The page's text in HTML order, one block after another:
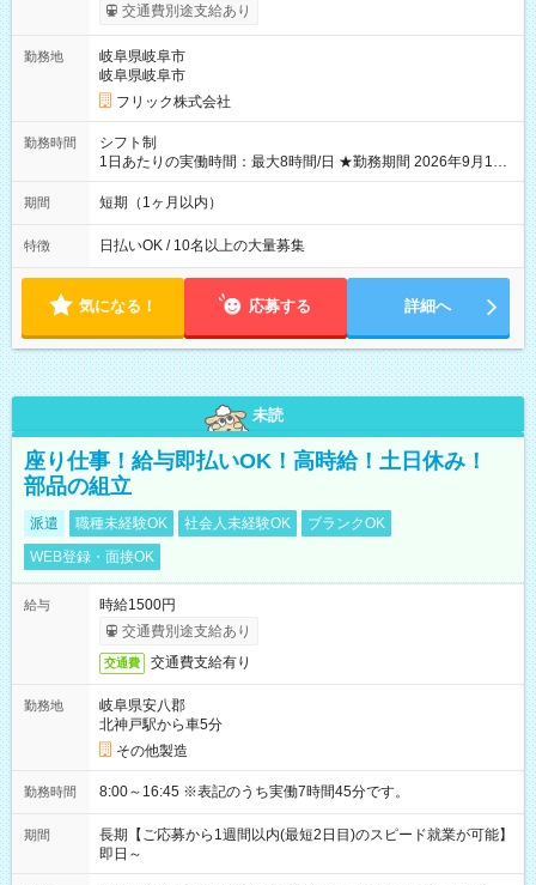
ると 期間中(9/16~10/23) の日給がUP! 日給1万1500円でしっか
り稼げます♪ 【試用期間】試用期間なし
交通費別途支給あり
勤務地
岐阜県岐阜市
岐阜県岐阜市
フリック株式会社
勤務時間
シフト制
1日あたりの実働時間：最大8時間/日 ★勤務期間 2026年9月16
日~2026年10月23日 短期勤務OK! 期間中フル勤務できる方優遇
※週3~5日勤務(勤務日数応相談) ※期間前から勤務スタートも可
り ※夜勤シフトあり
期間 短期（1ヶ月以内）
特徴 日払いOK / 10名以上の大量募集
気になる！ 応募する 詳細へ
未読
座り仕事！給与即払いOK！高時給！土日休み！
部品の組立
派遣 職種未経験OK 社会人未経験OK
ブランクOK
WEB登録・面接OK
給与
時給1500円
交通費別途支給あり
交通費 交通費支給有り
勤務地
岐阜県安八郡
北神戸駅から車5分
その他製造
勤務時間 8:00～16:45 ※表記のうち実働7時間45分です。
期間
長期【ご応募から1週間以内(最短2日目)のスピード就業が可能】
即日～